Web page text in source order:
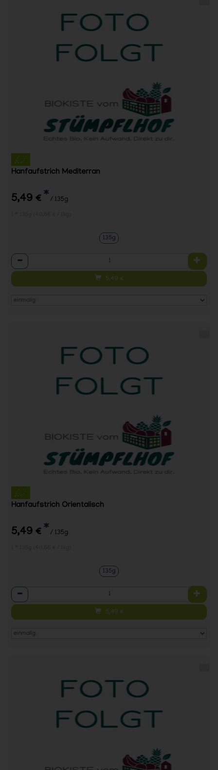
Hanfaufstrich Mediterran
5,49 € * / 135g
135g
Anzahl
5,49 €
Hanfaufstrich Orientalisch
5,49 € * / 135g
135g
Anzahl
5,49 €